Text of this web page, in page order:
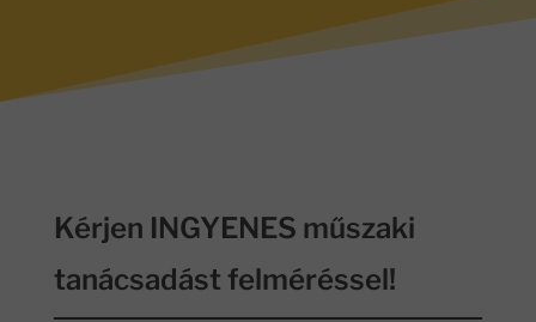
Kérjen INGYENES műszaki
tanácsadást felméréssel!